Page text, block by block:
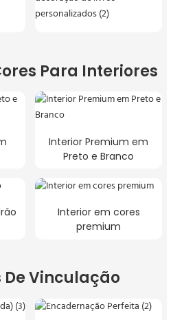
Para Interiores
Interior Premium em
Preto e Branco
Interior em cores
premium
De Vinculação